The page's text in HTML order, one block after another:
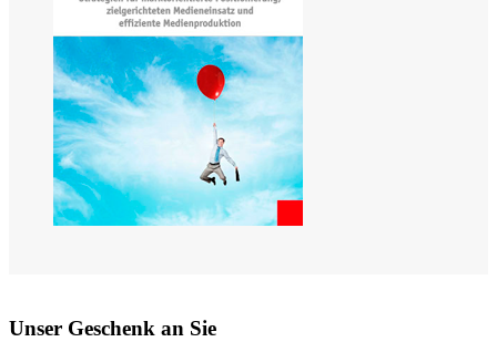
Unser Geschenk an Sie